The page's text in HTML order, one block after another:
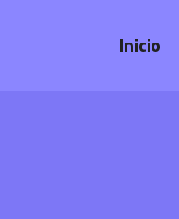
Inicio